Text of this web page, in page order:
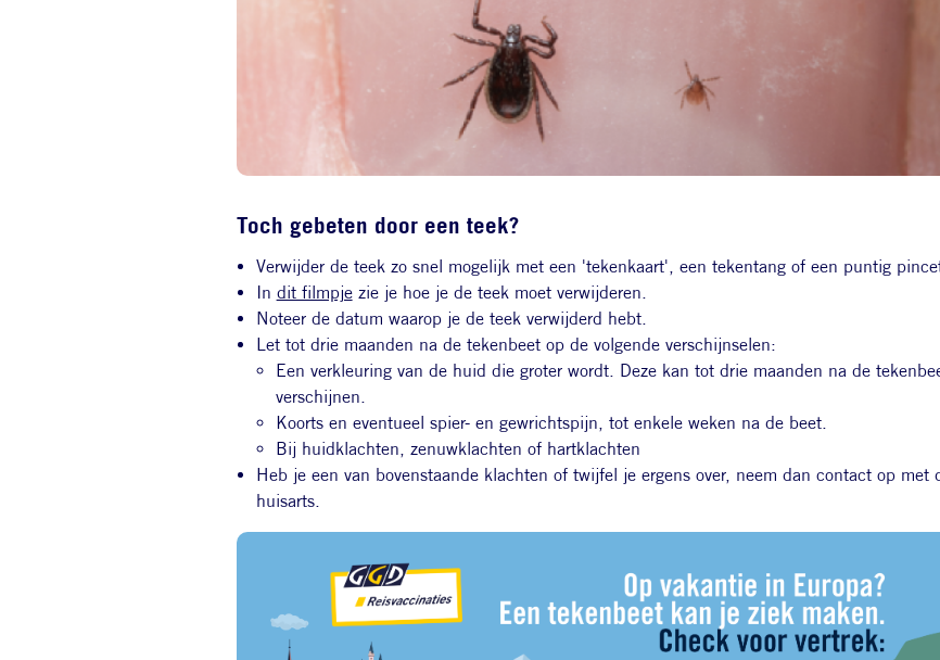
Toch gebeten door een teek?
Verwijder de teek zo snel mogelijk met een 'tekenkaart', een tekentang of een puntig
In dit filmpjezie je hoe je de teek moet verwijderen.
Noteer de datum waarop je de teek verwijderd hebt.
Let tot drie maanden na de tekenbeet op de volgende verschijnselen:
Een verkleuring van de huid die groter wordt. Deze kan tot drie maanden na de
verschijnen.
Koorts en eventueel spier- en gewrichtspijn, tot enkele weken na de beet.
Bij huidklachten, zenuwklachten of hartklachten
Heb je een van bovenstaande klachten of twijfel je ergens over, neem dan contact op met
huisarts.